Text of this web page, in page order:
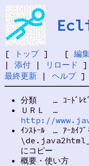
[ トップ] [ 編
| 添付| リロード
最終更新| ヘルプ]
分類 … ｺｰﾄﾞﾚﾋ
ＵＲＬ …
http://
ｲﾝｽﾄｰﾙ … ｱｰｶｲﾌﾞ
にコピー
概要・使い方